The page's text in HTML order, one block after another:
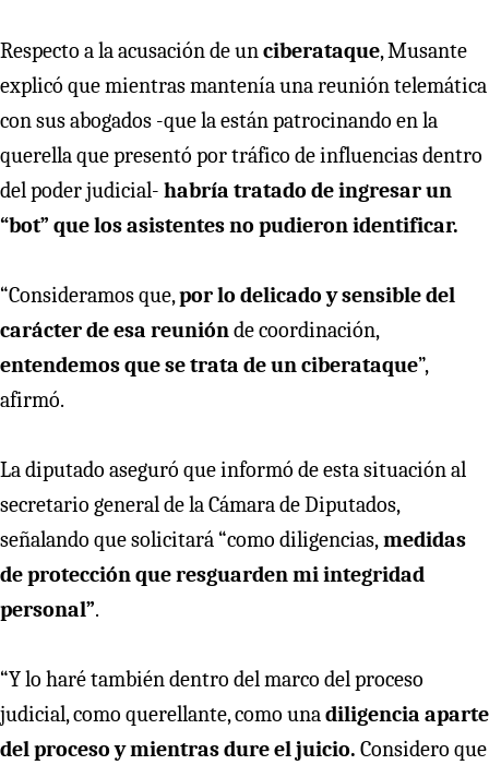
Respecto a la acusación de un ciberataque, Musante
explicó que mientras mantenía una reunión telemática
con sus abogados -que la están patrocinando en la
querella que presentó por tráfico de influencias dentro
del poder judicial- habría tratado de ingresar un
“bot” que los asistentes no pudieron identificar.
“Consideramos que,por lo delicado y sensible del
carácter de esa reunión de coordinación,
entendemos que se trata de un ciberataque”,
afirmó.
La diputado aseguró que informó de esta situación al
secretario general de la Cámara de Diputados,
señalando que solicitará “como diligencias, medidas
de protección que resguarden mi integridad
personal”.
“Y lo haré también dentro del marco del proceso
judicial, como querellante, como una diligencia aparte
del proceso y mientras dure el juicio. Considero que